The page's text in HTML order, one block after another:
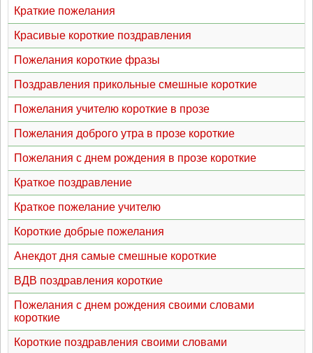
Краткие пожелания
Красивые короткие поздравления
Пожелания короткие фразы
Поздравления прикольные смешные короткие
Пожелания учителю короткие в прозе
Пожелания доброго утра в прозе короткие
Пожелания с днем рождения в прозе короткие
Краткое поздравление
Краткое пожелание учителю
Короткие добрые пожелания
Анекдот дня самые смешные короткие
ВДВ поздравления короткие
Пожелания с днем рождения своими словами
короткие
Короткие поздравления своими словами